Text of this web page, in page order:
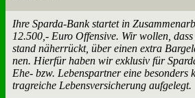
Ih­re Spar­da-Bank star­tet in
12.500,- Eu­ro Of­fen­si­ve. Wir wol­len,
stand nä­her­rückt, über ei­nen ex­tra
nen. Hier­für ha­ben wir ex­klu­siv für
Ehe- bzw. Le­bens­part­ner ei­ne be­son­ders
trag­rei­che Le­bens­ver­si­che­rung auf­ge­legt.